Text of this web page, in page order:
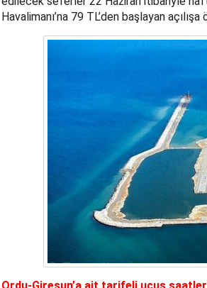
Havalimanı’na 79 TL’den başlayan